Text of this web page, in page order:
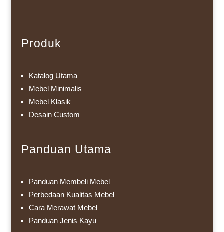
Produk
Katalog Utama
Mebel Minimalis
Mebel Klasik
Desain Custom
Panduan Utama
Panduan Membeli Mebel
Perbedaan Kualitas Mebel
Cara Merawat Mebel
Panduan Jenis Kayu